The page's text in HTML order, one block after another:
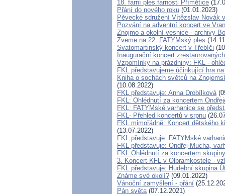
18. farní ples farnosti Přímětice
Přání do nového roku (01.01.2023)
Pěvecké sdružení Vítězslav Novák
Pozvání na adventní koncert ve
Znojmo a okolní vesnice - archivy
Zveme na 22. FATYMský ples
Svatomartinský koncert v Třebíči
Inaugurační koncert
Vzpomínky na prázdniny: FKL -
FKL představujeme účinkující hra
Kniha o sochách světců na
(10.08.2022)
FKL představuje: Anna Drobílková
FKL: Ohlédnutí za koncertem
FKL: FATYMské varhanice se
FKL- Přehled koncertů v srpnu
FKL mimořádně: Koncert dětského
(13.07.2022)
FKL představuje: FATYMské
FKL představuje: Ondřej Mucha,
FKL Ohlédnutí za koncertem
3. Koncert KFL v Olbramkostele -
FKL představuje: Hudební skupina
Známe své okolí? (09.01.2022)
Vánoční zamyšlení - přání
Pán světa(07.12.2021)